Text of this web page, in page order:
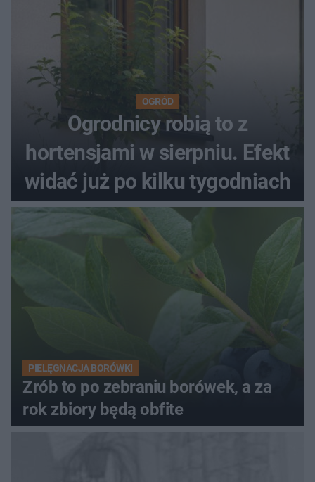
OGRÓD
Ogrodnicy robią to z
hortensjami w sierpniu. Efekt
widać już po kilku tygodniach
PIELĘGNACJA BORÓWKI
Zrób to po zebraniu borówek, a za
rok zbiory będą obfite